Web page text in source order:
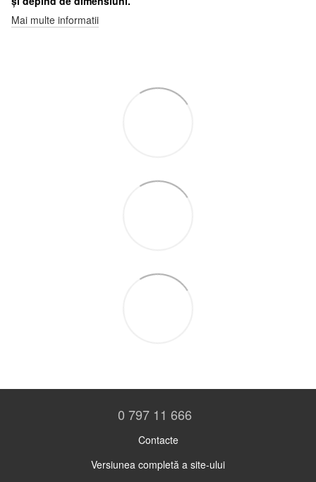
Mai multe informatii
0 797 11 666
Contacte
Versiunea completă a site-ului